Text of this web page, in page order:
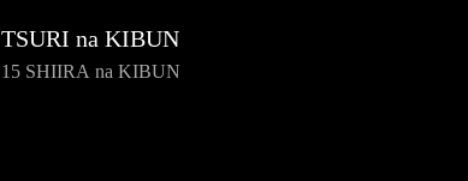
TSURI na KIBUN
15 SHIIRA na KIBUN